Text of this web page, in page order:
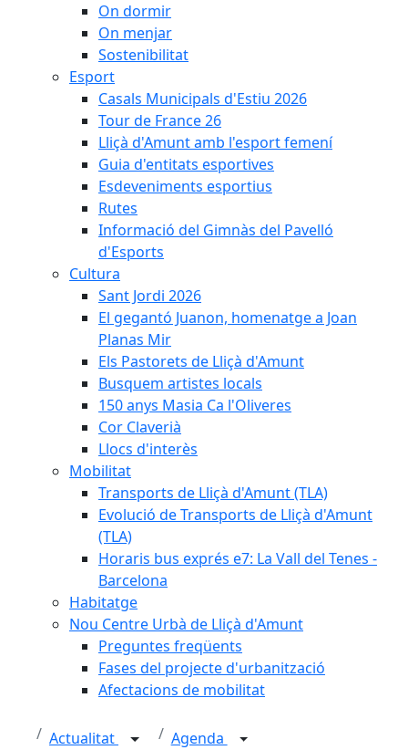
On dormir
On menjar
Sostenibilitat
Esport
Casals Municipals d'Estiu 2026
Tour de France 26
Lliçà d'Amunt amb l'esport femení
Guia d'entitats esportives
Esdeveniments esportius
Rutes
Informació del Gimnàs del Pavelló
d'Esports
Cultura
Sant Jordi 2026
El gegantó Juanon, homenatge a Joan
Planas Mir
Els Pastorets de Lliçà d'Amunt
Busquem artistes locals
150 anys Masia Ca l'Oliveres
Cor Claverià
Llocs d'interès
Mobilitat
Transports de Lliçà d'Amunt (TLA)
Evolució de Transports de Lliçà d'Amunt
(TLA)
Horaris bus exprés e7: La Vall del Tenes -
Barcelona
Habitatge
Nou Centre Urbà de Lliçà d'Amunt
Preguntes freqüents
Fases del projecte d'urbanització
Afectacions de mobilitat
Actualitat Agenda